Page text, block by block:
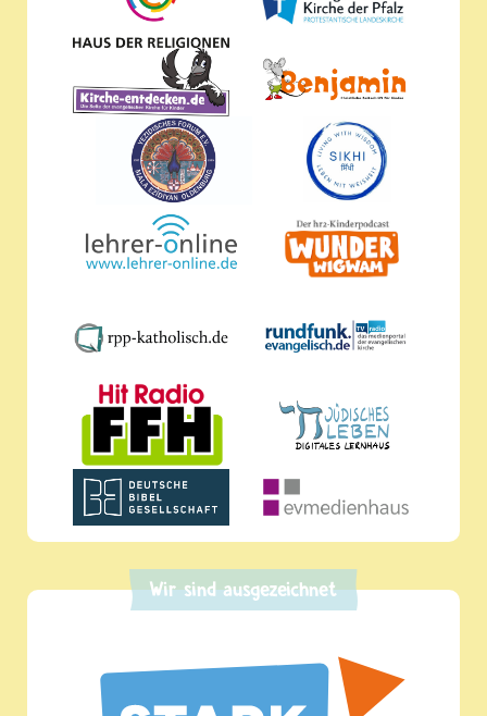
Wir sind ausgezeichnet